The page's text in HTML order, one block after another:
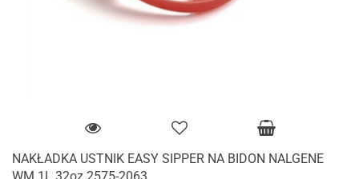
NAKŁADKA USTNIK EASY SIPPER NA BIDON NALGENE